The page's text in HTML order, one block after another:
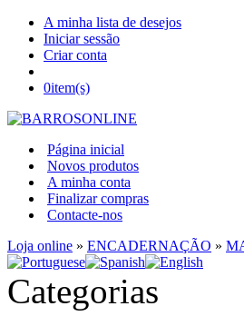
A minha lista de desejos
Iniciar sessão
Criar conta
0item(s)
Página inicial
Novos produtos
A minha conta
Finalizar compras
Contacte-nos
Loja online » ENCADERNAÇÃO »
Categorias